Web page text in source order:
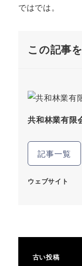
ではでは。
この記事
共和林業有限
記事一覧
ウェブサイト
古い投稿